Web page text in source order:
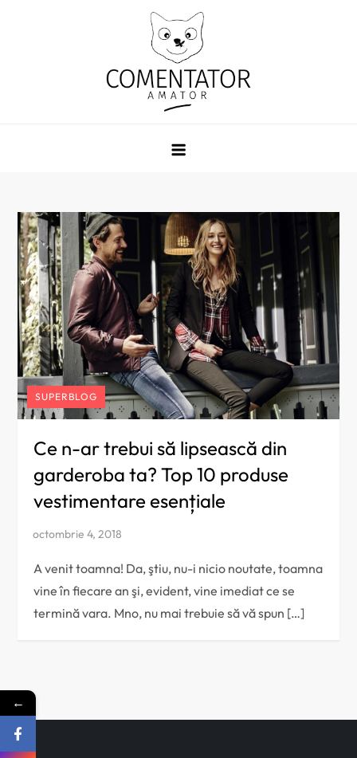
SUPERBLOG
Ce n-ar trebui să lipsească din
garderoba ta? Top 10 produse
vestimentare esențiale
A venit toamna! Da, ştiu, nu-i nicio noutate, toamna
vine în fiecare an şi, evident, vine imediat ce se
termină vara. Mno, nu mai trebuie să vă spun […]
←